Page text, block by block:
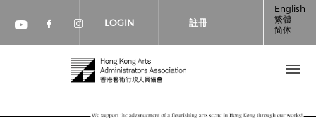
Check our social media on youtube
Check our social media on
Check our social media on
LOGIN 註冊
English
繁體
简体